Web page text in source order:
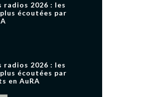
ACHETER LE NUMÉRO
À OURSCOM PENDANT
radios 2026 : les
écoutées par
radios 2026 : les
écoutées par
en AuRA